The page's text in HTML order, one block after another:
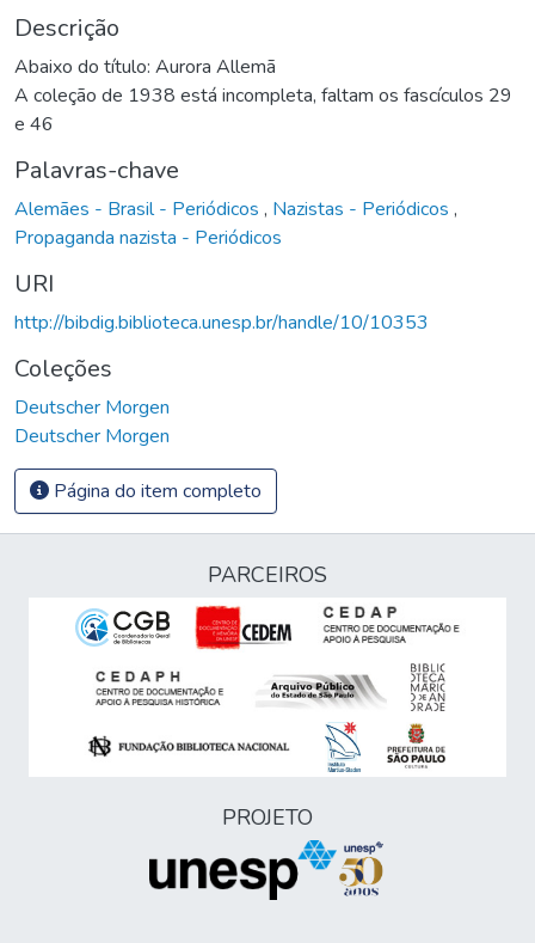
Descrição
Abaixo do título: Aurora Allemã
A coleção de 1938 está incompleta, faltam os fascículos 29
e 46
Palavras-chave
Alemães - Brasil - Periódicos , Nazistas - Periódicos ,
Propaganda nazista - Periódicos
URI
http://bibdig.biblioteca.unesp.br/handle/10/10353
Coleções
Deutscher Morgen
Deutscher Morgen
Página do item completo
PARCEIROS
PROJETO